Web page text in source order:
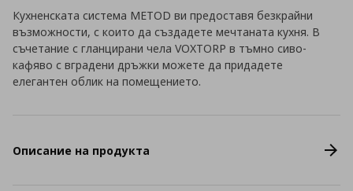
Кухненската система METOD ви предоставя безкрайни
възможности, с които да създадете мечтаната кухня. В
съчетание с гланцирани чела VOXTORP в тъмно сиво-
кафяво с вградени дръжки можете да придадете
елегантен облик на помещението.
Описание на продукта